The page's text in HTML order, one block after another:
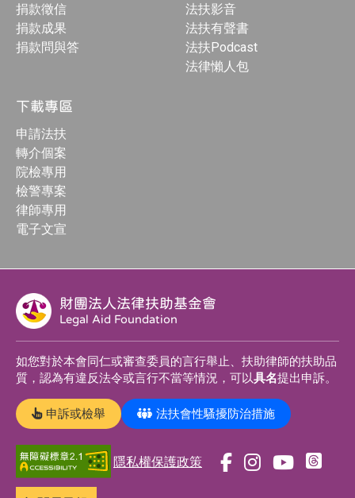
捐款徵信
捐款成果
捐款問與答
法扶影音
法扶有聲書
法扶Podcast
法律懶人包
下載專區
申請法扶
轉介個案
院檢專用
檢警專案
律師專用
電子文宣
財團法人法律扶助基金會
Legal Aid Foundation
如您對於本會同仁或審查委員的言行舉止、扶助律師的扶助品
質，認為有違反法令或言行不當等情況，可以具名提出申訴。
申訴或檢舉 法扶會性騷擾防治措施
隱私權保護政策